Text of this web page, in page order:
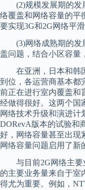
(2)规模发展期的发
络覆盖和网络容量的平
要实现3G和2G网络平滑
(3)网络成熟期的发
盖问题，结合小区容量
在亚洲，日本和韩国
到位，各运营商基本都
前正在进行室内覆盖和
经做得很好。这两个国
网络技术升级和演进计
DORevA版本的试验和
好，网络容量甚至出现
网络容量问题启用了新
与目前2G网络主要
的主要业务量来自于室
得尤为重要。例如，